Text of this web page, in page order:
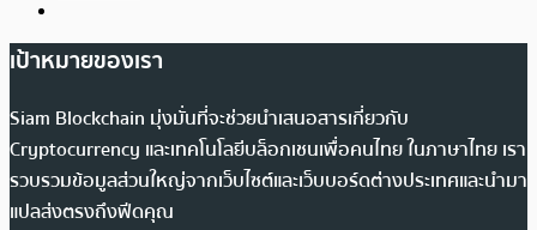
เป้าหมายของเรา
Siam Blockchain มุ่งมั่นที่จะช่วยนำเสนอสารเกี่ยวกับ
Cryptocurrency และเทคโนโลยีบล็อกเชนเพื่อคนไทย ในภาษาไทย เรา
รวบรวมข้อมูลส่วนใหญ่จากเว็บไซต์และเว็บบอร์ดต่างประเทศและนำมา
แปลส่งตรงถึงฟีดคุณ